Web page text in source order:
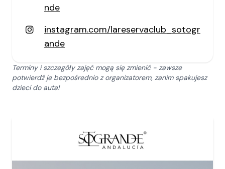
nde
instagram.com/lareservaclub_sotogr
ande
Terminy i szczegóły zajęć mogą się zmienić - zawsze
potwierdź je bezpośrednio z organizatorem, zanim spakujesz
dzieci do auta!